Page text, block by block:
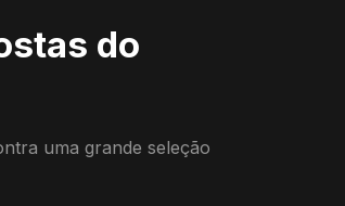
do
uma grande seleção